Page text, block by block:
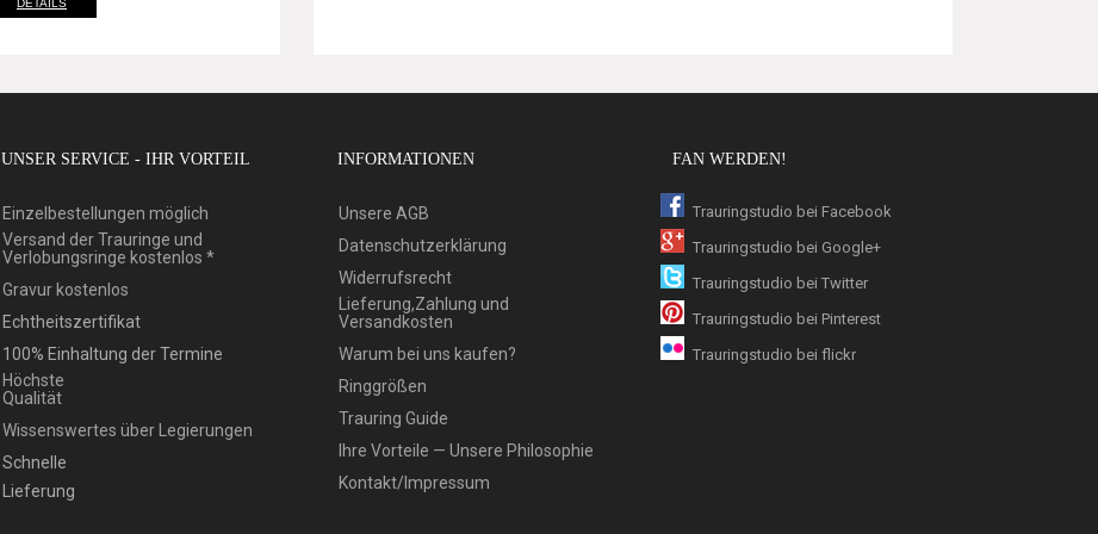
DETAILS
UNSER SERVICE - IHR VORTEIL
Einzelbestellungen möglich
Versand der Trauringe und
Verlobungsringe kostenlos *
Gravur kostenlos
Echtheitszertifikat
100% Einhaltung der Termine
Höchste
Qualität
Wissenswertes über Legierungen
Schnelle
Lieferung
INFORMATIONEN
Unsere AGB
Datenschutzerklärung
Widerrufsrecht
Lieferung,Zahlung und
Versandkosten
Warum bei uns kaufen?
Ringgrößen
Trauring Guide
Ihre Vorteile — Unsere Philosophie
Kontakt/Impressum
FAN WERDEN!
Trauringstudio bei Facebook
Trauringstudio bei Google+
Trauringstudio bei Twitter
Trauringstudio bei Pinterest
Trauringstudio bei flickr